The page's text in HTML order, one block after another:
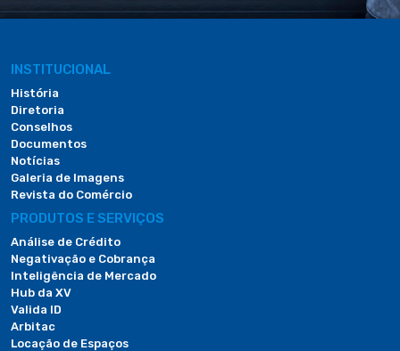
INSTITUCIONAL
História
Diretoria
Conselhos
Documentos
Notícias
Galeria de Imagens
Revista do Comércio
PRODUTOS E SERVIÇOS
Análise de Crédito
Negativação e Cobrança
Inteligência de Mercado
Hub da XV
Valida ID
Arbitac
Locação de Espaços